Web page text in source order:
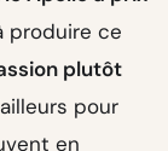
produire ce
plutôt
pour
en